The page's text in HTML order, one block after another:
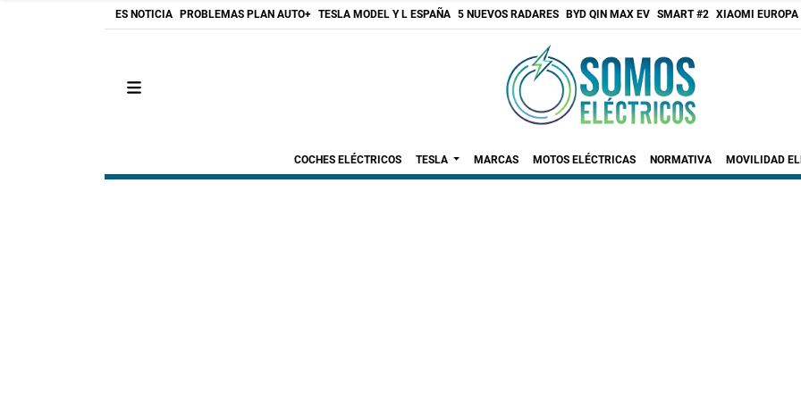
ES NOTICIA PROBLEMAS PLAN AUTO+ TESLA MODEL Y L ESPAÑA 5 NUEVOS RADARES BYD QIN MAX EV SMART #2 XIAOMI EUROPA
COCHES ELÉCTRICOS TESLA MARCAS MOTOS ELÉCTRICAS NORMATIVA MOVILIDAD